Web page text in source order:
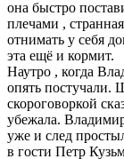
она быстро
плечами ,
отнимать у себя
эта ещё и кормит.
Наутро , когда
опять постучали.
скороговоркой
убежала.
уже и след
в гости Пeтр